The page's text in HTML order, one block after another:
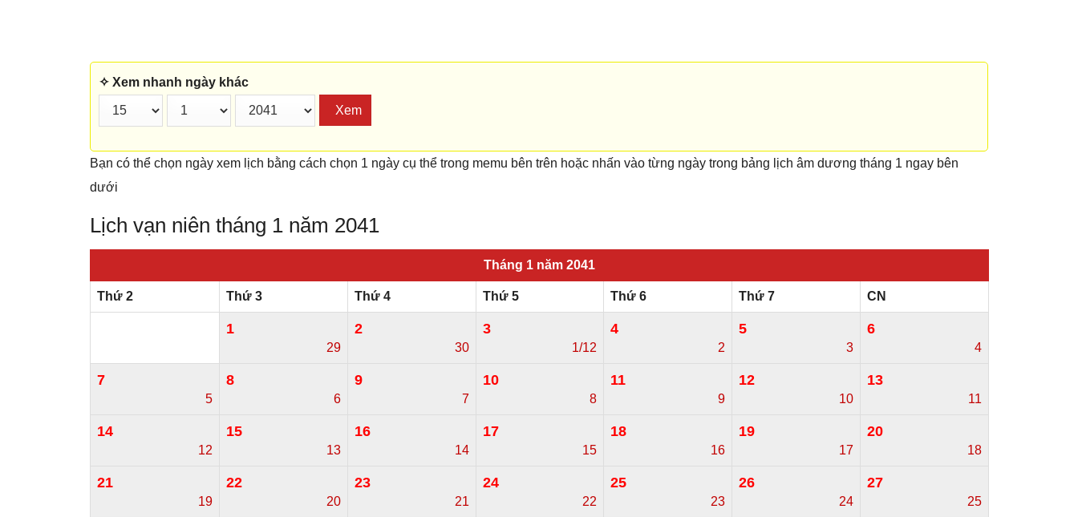
✧ Xem nhanh ngày khác
Xem
Bạn có thể chọn ngày xem lịch bằng cách chọn 1 ngày cụ thể trong memu bên trên hoặc nhấn vào từng ngày trong bảng lịch âm dương tháng 1 ngay bên
dưới
Lịch vạn niên tháng 1 năm 2041
Tháng 1 năm 2041
Thứ 2 Thứ 3 Thứ 4 Thứ 5 Thứ 6 Thứ 7 CN
1
29
2
30
3
1/12
4
2
5
3
6
4
7
5
8
6
9
7
10
8
11
9
12
10
13
11
14
12
15
13
16
14
17
15
18
16
19
17
20
18
21
19
22
20
23
21
24
22
25
23
26
24
27
25